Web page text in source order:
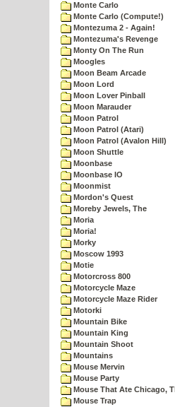
Monte Carlo
Monte Carlo (Compute!)
Montezuma 2 - Again!
Montezuma's Revenge
Monty On The Run
Moogles
Moon Beam Arcade
Moon Lord
Moon Lover Pinball
Moon Marauder
Moon Patrol
Moon Patrol (Atari)
Moon Patrol (Avalon Hill)
Moon Shuttle
Moonbase
Moonbase IO
Moonmist
Mordon's Quest
Moreby Jewels, The
Moria
Moria!
Morky
Moscow 1993
Motie
Motorcross 800
Motorcycle Maze
Motorcycle Maze Rider
Motorki
Mountain Bike
Mountain King
Mountain Shoot
Mountains
Mouse Mervin
Mouse Party
Mouse That Ate Chicago,
Mouse Trap